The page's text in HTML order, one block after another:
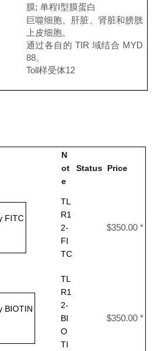
膜; 单程I型膜蛋白
巨噬细胞、肝脏、肾脏和膀胱
上皮细胞。
通过各自的 TIR 域结合 MYD
88。
Toll样受体12
N
ot
e
Status Price
FITC
TL
R1
2-
FI
TC
$350.00 *
BIOTIN
TL
R1
2-
BI
O
TI
$350.00 *